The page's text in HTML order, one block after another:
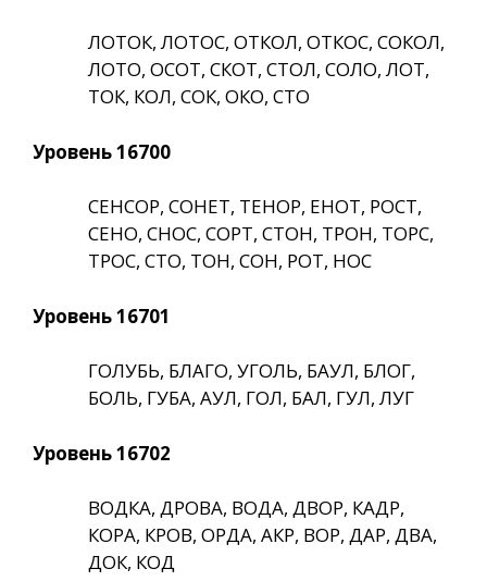
ЛОТОК, ЛОТОС, ОТКОЛ, ОТКОС, СОКОЛ,
ЛОТО, ОСОТ, СКОТ, СТОЛ, СОЛО, ЛОТ,
ТОК, КОЛ, СОК, ОКО, СТО
Уровень 16700
СЕНСОР, СОНЕТ, ТЕНОР, ЕНОТ, РОСТ,
СЕНО, СНОС, СОРТ, СТОН, ТРОН, ТОРС,
ТРОС, СТО, ТОН, СОН, РОТ, НОС
Уровень 16701
ГОЛУБЬ, БЛАГО, УГОЛЬ, БАУЛ, БЛОГ,
БОЛЬ, ГУБА, АУЛ, ГОЛ, БАЛ, ГУЛ, ЛУГ
Уровень 16702
ВОДКА, ДРОВА, ВОДА, ДВОР, КАДР,
КОРА, КРОВ, ОРДА, АКР, ВОР, ДАР, ДВА,
ДОК, КОД